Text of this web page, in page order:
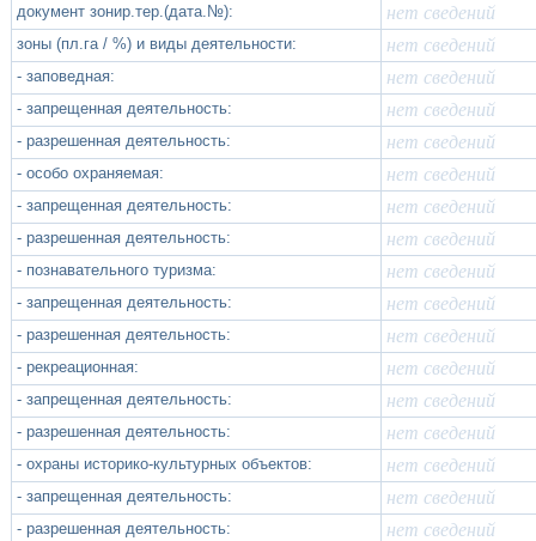
документ зонир.тер.(дата.№): нет сведений
зоны (пл.га / %) и виды деятельности: нет сведений
- заповедная: нет сведений
- запрещенная деятельность: нет сведений
- разрешенная деятельность: нет сведений
- особо охраняемая: нет сведений
- запрещенная деятельность: нет сведений
- разрешенная деятельность: нет сведений
- познавательного туризма: нет сведений
- запрещенная деятельность: нет сведений
- разрешенная деятельность: нет сведений
- рекреационная: нет сведений
- запрещенная деятельность: нет сведений
- разрешенная деятельность: нет сведений
- охраны историко-культурных объектов: нет сведений
- запрещенная деятельность: нет сведений
- разрешенная деятельность: нет сведений